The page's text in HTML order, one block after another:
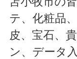
テ、化粧品
皮、宝石、
ン、データ